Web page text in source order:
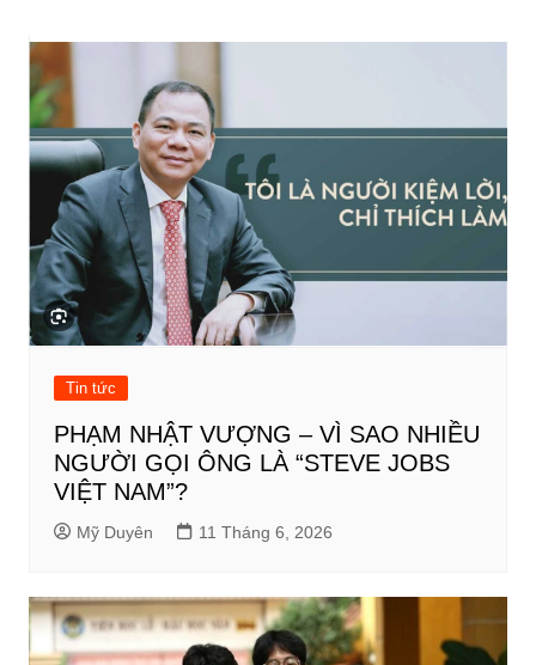
bài
viết
Tin tức
PHẠM NHẬT VƯỢNG – VÌ SAO NHIỀU
NGƯỜI GỌI ÔNG LÀ “STEVE JOBS
VIỆT NAM”?
Mỹ Duyên 11 Tháng 6, 2026